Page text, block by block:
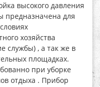
высокого давления
предназначена для
хозяйства
службы) , а так же в
площадках.
при уборке
отдыха . Прибор